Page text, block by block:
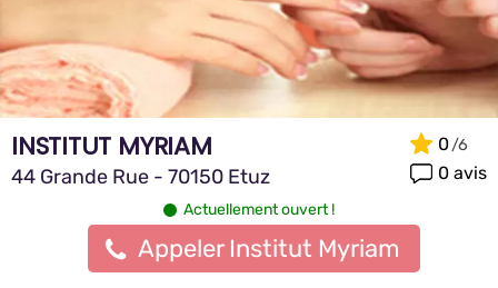
INSTITUT MYRIAM
44 Grande Rue - 70150 Etuz
0
0 avis
Actuellement ouvert !
Appeler Institut Myriam